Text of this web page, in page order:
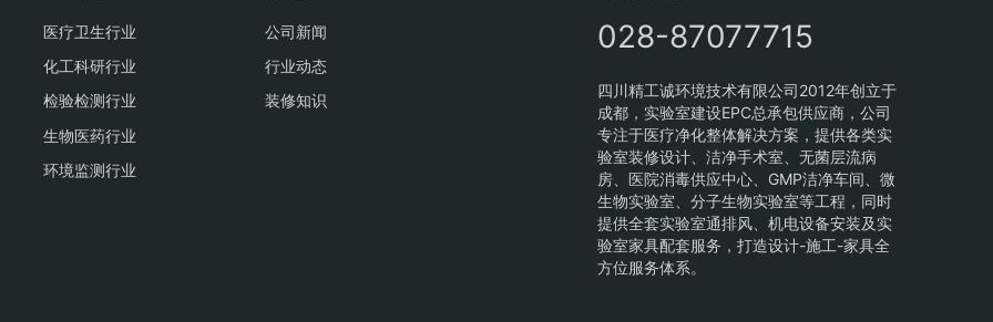
医疗卫生行业
化工科研行业
检验检测行业
生物医药行业
环境监测行业
公司新闻
行业动态
装修知识
028-87077715
四川精工诚环境技术有限公司2012年创立于
成都，实验室建设EPC总承包供应商，公司
专注于医疗净化整体解决方案，提供各类实
验室装修设计、洁净手术室、无菌层流病
房、医院消毒供应中心、GMP洁净车间、微
生物实验室、分子生物实验室等工程，同时
提供全套实验室通排风、机电设备安装及实
验室家具配套服务，打造设计-施工-家具全
方位服务体系。